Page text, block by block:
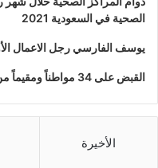
الصحية في السعودية 2021
يوسف الفارسي رجل الاعمال
القبض على 34 مواطناً ومقيماً من المخالفين لأمر منع التجول
الأخيرة